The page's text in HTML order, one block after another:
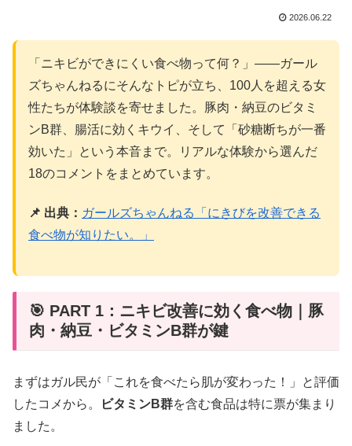
2026.06.22
「ニキビができにくい食べ物って何？」——ガール
ズちゃんねるにそんなトピが立ち、100人を超える女
性たちが体験談を寄せました。豚肉・納豆のビタミ
ンB群、腸活に効くキウイ、そして「砂糖断ちが一番
効いた」という本音まで。リアルな体験から選んだ
18のコメントをまとめています。
📌 出典： ガールズちゃんねる「にきびを改善できる
食べ物が知りたい。」
🎯 PART 1：ニキビ改善に効く食べ物｜豚
肉・納豆・ビタミンB群が鍵
まずはガル民が「これを食べたら肌が変わった！」と評価
したコメから。
ビタミンB群を含む食品は特に票が集まり
ました。